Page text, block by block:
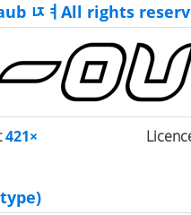
ﾥￊAll rights
421×